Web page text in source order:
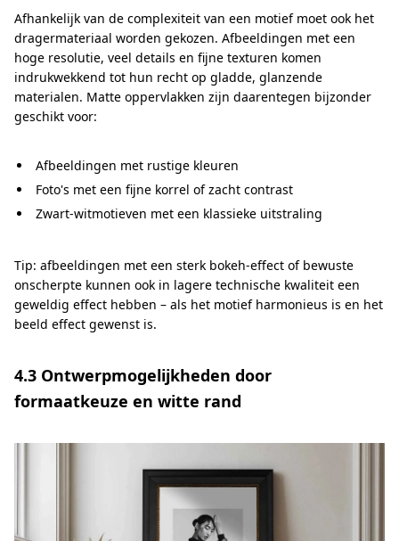
Afhankelijk van de complexiteit van een motief moet ook het
dragermateriaal worden gekozen. Afbeeldingen met een
hoge resolutie, veel details en fijne texturen komen
indrukwekkend tot hun recht op gladde, glanzende
materialen. Matte oppervlakken zijn daarentegen bijzonder
geschikt voor:
Afbeeldingen met rustige kleuren
Foto's met een fijne korrel of zacht contrast
Zwart-witmotieven met een klassieke uitstraling
Tip: afbeeldingen met een sterk bokeh-effect of bewuste
onscherpte kunnen ook in lagere technische kwaliteit een
geweldig effect hebben – als het motief harmonieus is en het
beeld effect gewenst is.
4.3 Ontwerpmogelijkheden door
formaatkeuze en witte rand